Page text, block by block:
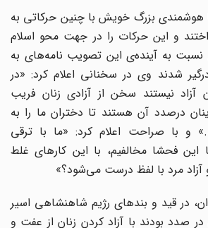
بزرگ خویش با چنین حرکاتى به
و این حرکات را در جهت محو اسلام
به آینده‌ی این تصویب نامه‌هاى به
شدند وى در سخنانى اعلام کرد: «در
نیستند سخن از آزادى زنان فریب
درصدد آن هستند تا دختران ما را به
و با صراحت اعلام کرد: «ما با ترقى
فحشا مخالفیم، با این کارهاى غلط
مرد با لفظ درست مى‌شود؟»
در قید و بندهاى رژیم شاهنشاهى اسیر
صدد بودند با آزاد کردن زنان از عفت و